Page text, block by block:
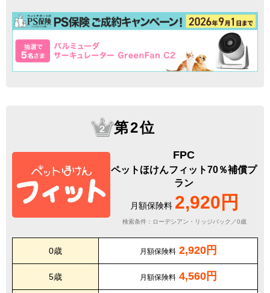
第2位
FPC
ペットほけんフィット70％補償プ
ラン
月額保険料 2,920円
検索条件：ローデシアン・リッジバック／0歳
0歳 月額保険料 2,920円
5歳 月額保険料 4,560円